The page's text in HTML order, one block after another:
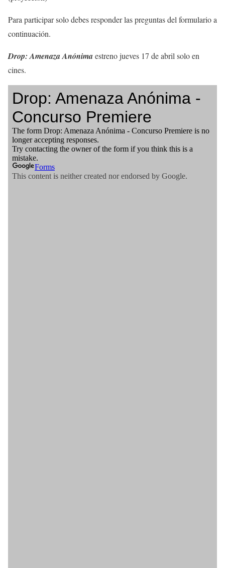
Para participar solo debes responder las preguntas del formulario a
continuación.
Drop: Amenaza Anónimaestreno jueves 17 de abril solo en
cines.